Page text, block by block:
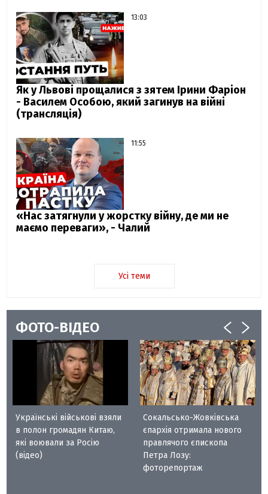
13:03
Як у Львові прощалися з зятем Ірини Фаріон
- Василем Особою, який загинув на війні
(трансляція)
11:55
«Нас затягнули у жорстку війну, де ми не
маємо переваги», - Чалий
Усі теми
ФОТО-ВІДЕО
Українські військові взяли
в полон громадян Китаю,
які воювали за Росію
(відео)
Сокальсько-Жовківська
єпархія отримала нового
правлячого єпископа
Петра Лозу:
фоторепортаж